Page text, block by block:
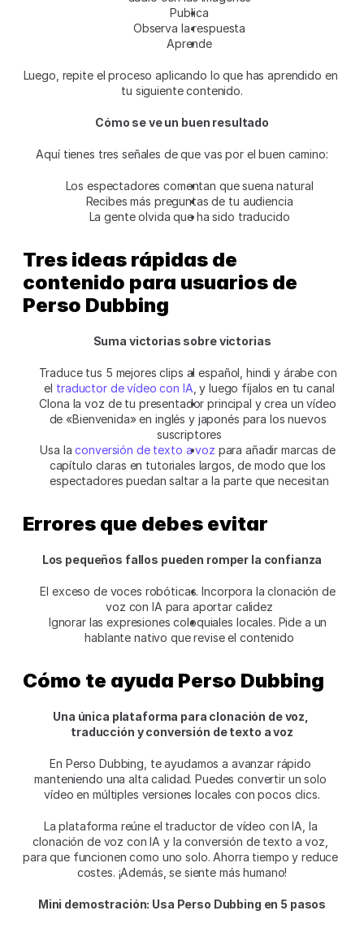
Publica
Observa la respuesta
Aprende
Luego, repite el proceso aplicando lo que has aprendido en
tu siguiente contenido.
Cómo se ve un buen resultado
Aquí tienes tres señales de que vas por el buen camino:
Los espectadores comentan que suena natural
Recibes más preguntas de tu audiencia
La gente olvida que ha sido traducido
Tres ideas rápidas de
contenido para usuarios de
Perso Dubbing
Suma victorias sobre victorias
Traduce tus 5 mejores clips al español, hindi y árabe con
el traductor de vídeo con IA , y luego fíjalos en tu canal
Clona la voz de tu presentador principal y crea un vídeo
de «Bienvenida» en inglés y japonés para los nuevos
suscriptores
Usa la conversión de texto a voz para añadir marcas de
capítulo claras en tutoriales largos, de modo que los
espectadores puedan saltar a la parte que necesitan
Errores que debes evitar
Los pequeños fallos pueden romper la confianza
El exceso de voces robóticas. Incorpora la clonación de
voz con IA para aportar calidez
Ignorar las expresiones coloquiales locales. Pide a un
hablante nativo que revise el contenido
Cómo te ayuda Perso Dubbing
Una única plataforma para clonación de voz,
traducción y conversión de texto a voz
En Perso Dubbing, te ayudamos a avanzar rápido
manteniendo una alta calidad. Puedes convertir un solo
vídeo en múltiples versiones locales con pocos clics.
La plataforma reúne el traductor de vídeo con IA, la
clonación de voz con IA y la conversión de texto a voz,
para que funcionen como uno solo. Ahorra tiempo y reduce
costes. ¡Además, se siente más humano!
Mini demostración: Usa Perso Dubbing en 5 pasos